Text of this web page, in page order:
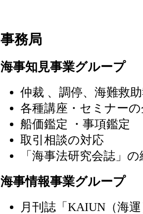
事務局
海事知見事業グループ
仲裁 、調停、海難救
各種講座・セミナー
船価鑑定 ・事項鑑定
取引相談の対応
「海事法研究会誌」
海事情報事業グループ
月刊誌「KAIUN（海